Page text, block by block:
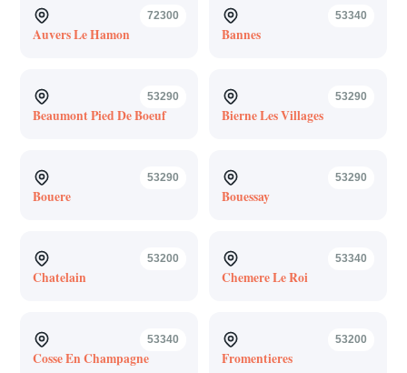
72300
Auvers Le Hamon
53340
Bannes
53290
Beaumont Pied De Boeuf
53290
Bierne Les Villages
53290
Bouere
53290
Bouessay
53200
Chatelain
53340
Chemere Le Roi
53340
Cosse En Champagne
53200
Fromentieres